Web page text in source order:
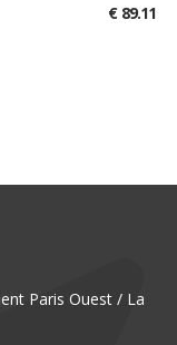
€ 89.11
Paris Ouest / La